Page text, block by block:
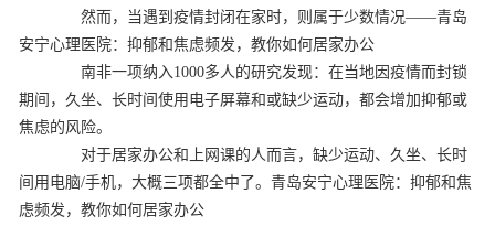
然而，当遇到疫情封闭在家时，则属于少数情况——青岛
安宁心理医院：抑郁和焦虑频发，教你如何居家办公
南非一项纳入1000多人的研究发现：在当地因疫情而封锁
期间，久坐、长时间使用电子屏幕和或缺少运动，都会增加抑郁或
焦虑的风险。
对于居家办公和上网课的人而言，缺少运动、久坐、长时
间用电脑/手机，大概三项都全中了。青岛安宁心理医院：抑郁和焦
虑频发，教你如何居家办公